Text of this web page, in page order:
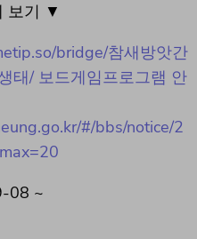
보기 ▼
bridge/참새방앗간
태/ 보드게임프로그램 안
#/bbs/notice/2
08 ~